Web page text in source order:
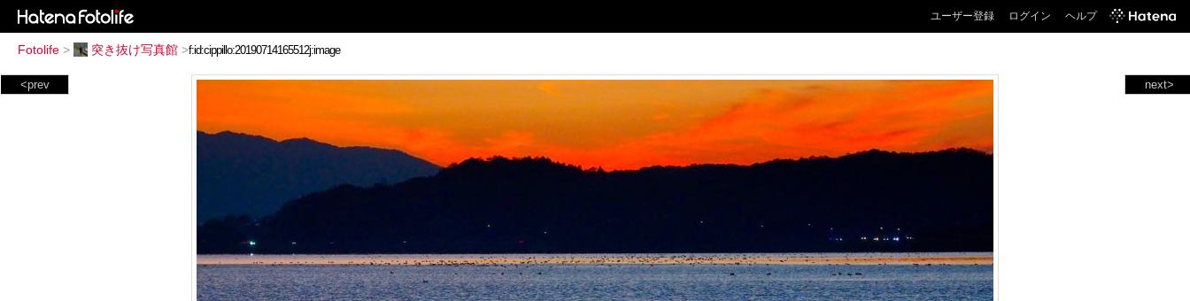
ユーザー登録 ログイン ヘルプ
Fotolife > 突き抜け写真館 >
next>
<prev